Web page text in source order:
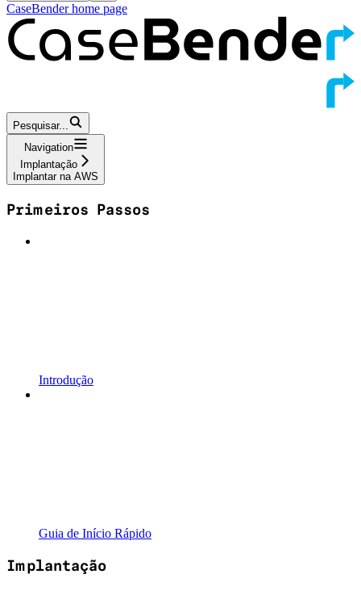
CaseBenderhome page
Pesquisar...
Navigation
Implantação
Implantar na AWS
Primeiros Passos
Introdução
Guia de Início Rápido
Implantação